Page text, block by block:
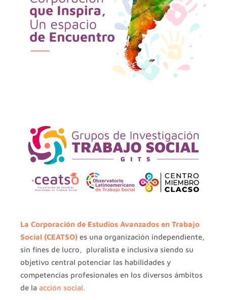
La Corporación de Estudios Avanzados en Trabajo
Social (CEATSO) es una organización independiente,
sin fines de lucro, pluralista e inclusiva siendo su
objetivo central potenciar las habilidades y
competencias profesionales en los diversos ámbitos
de la acción social.